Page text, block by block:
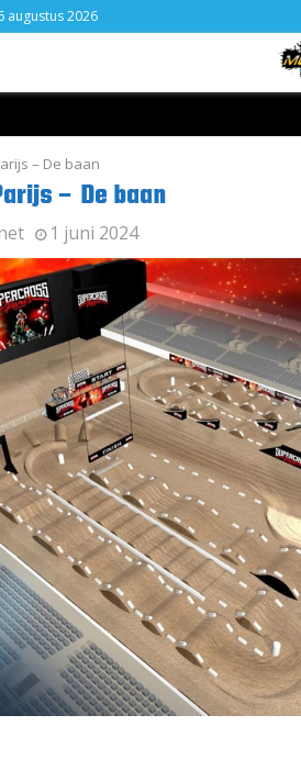
augustus 2026
– De baan
– De baan
1 juni 2024